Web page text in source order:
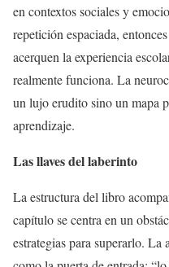
en contextos sociales y
repetición espaciada,
acerquen la experiencia
realmente funciona. La
un lujo erudito sino un mapa
aprendizaje.
Las llaves del laberinto
La estructura del libro
capítulo se centra en un
estrategias para superarlo.